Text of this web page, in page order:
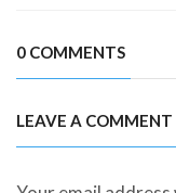
0 COMMENTS
LEAVE A COMMENT